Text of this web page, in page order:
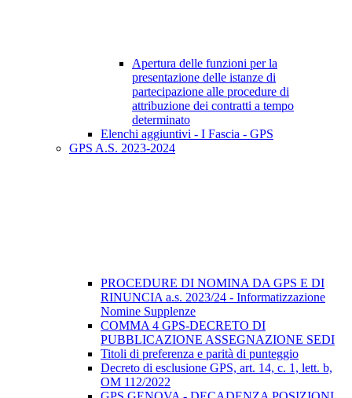
Apertura delle funzioni per la
presentazione delle istanze di
partecipazione alle procedure di
attribuzione dei contratti a tempo
determinato
Elenchi aggiuntivi - I Fascia - GPS
GPS A.S. 2023-2024
PROCEDURE DI NOMINA DA GPS E DI
RINUNCIA a.s. 2023/24 - Informatizzazione
Nomine Supplenze
COMMA 4 GPS-DECRETO DI
PUBBLICAZIONE ASSEGNAZIONE SEDI
Titoli di preferenza e parità di punteggio
Decreto di esclusione GPS, art. 14, c. 1, lett. b,
OM 112/2022